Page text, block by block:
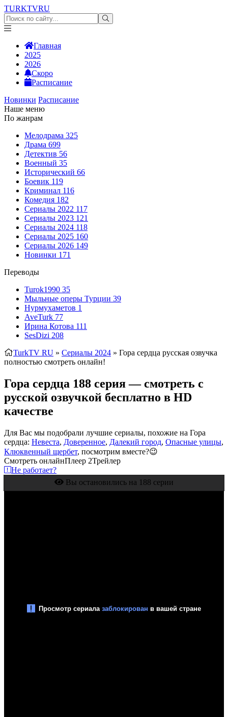
TURKTVRU
Главная
2025
2026
Скоро
Расписание
Новинки Расписание
Наше меню
По жанрам
Мелодрама 325
Драма 699
Детектив 56
Военный 35
Исторический 66
Боевик 119
Криминал 116
Комедия 182
Сериалы 2022 117
Сериалы 2023 121
Сериалы 2024 118
Сериалы 2025 160
Сериалы 2026 149
Новинки 171
Переводы
Turok1990 35
Мыльные оперы Турции 39
Нурмухаметов 1
AveTurk 77
Ирина Котова 111
SesDizi 208
TurkTV RU » Сериалы 2024 » Гора сердца русская озвучка
полностью смотреть онлайн!
Гора сердца 188 серия — смотреть с
русской озвучкой бесплатно в HD
качестве
Для Вас мы подобрали лучшие сериалы, похожие на Гора
сердца: Невеста, Доверенное, Далекий город, Опасные улицы,
Клюквенный щербет, посмотрим вместе?😉
Смотреть онлайнПлеер 2Трейлер
Не работает?
Вы остановились на 188 серии